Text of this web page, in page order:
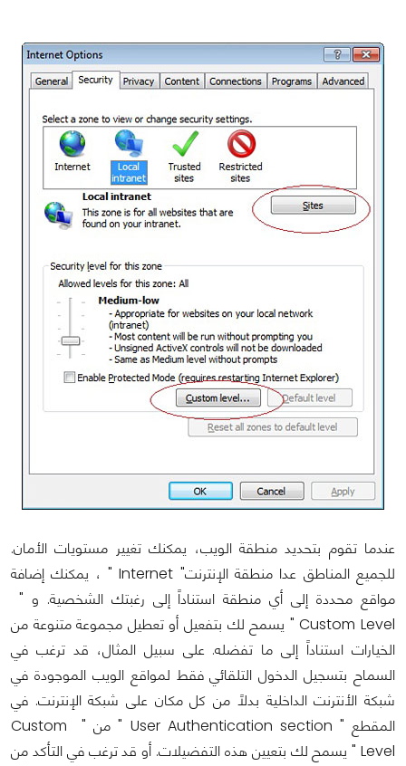
عندما تقوم بتحديد منطقة الويب، يمكنك تغيير مستويات الأمان.
للجميع المناطق عدا منطقة الإنترنت" Internet " ، يمكنك إضافة
مواقع محددة إلى أي منطقة استناداً إلى رغبتك الشخصية. و "
Custom Level " يسمح لك بتفعيل أو تعطيل مجموعة متنوعة من
الخيارات استناداً إلى ما تفضله. على سبيل المثال، قد ترغب في
السماح بتسجيل الدخول التلقائي فقط لمواقع الويب الموجودة في
شبكة الأنترنت الداخلية بدلاً من كل مكان على شبكة الإنترنت. في
المقطع " User Authentication section " من " Custom
Level " يسمح لك بتعيين هذه التفضيلات. أو قد ترغب في التأكد من